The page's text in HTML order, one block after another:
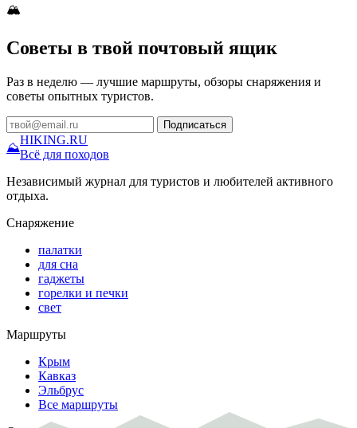
🏔
Советы в твой почтовый ящик
Раз в неделю — лучшие маршруты, обзоры снаряжения и
советы опытных туристов.
Подписаться
⛰
HIKING.RU
Всё для походов
Независимый журнал для туристов и любителей активного
отдыха.
Снаряжение
палатки
для сна
гаджеты
горелки и печки
свет
Маршруты
Крым
Кавказ
Эльбрус
Все маршруты